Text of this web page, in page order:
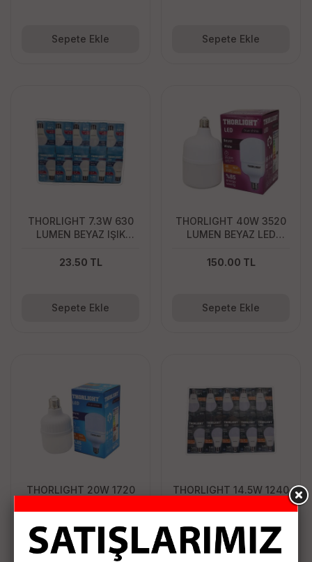
Sepete Ekle Sepete Ekle
THORLIGHT 7.3W 630
LUMEN BEYAZ IŞIK
23.50 TL
Sepete Ekle
THORLIGHT 40W 3520
LUMEN BEYAZ LED
150.00 TL
Sepete Ekle
THORLIGHT 20W 1720
70.00 TL
THORLIGHT 14.5W 1240
50.00 TL